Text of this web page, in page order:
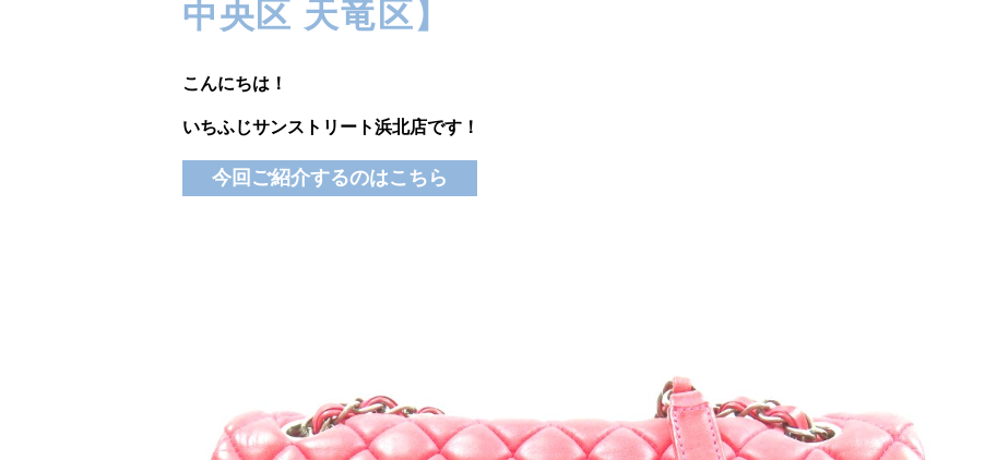
中央区 天竜区】
こんにちは！
いちふじサンストリート浜北店です！
今回ご紹介するのはこちら